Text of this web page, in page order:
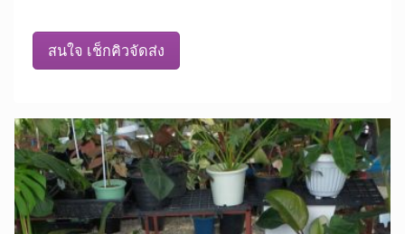
สนใจ เช็กคิวจัดส่ง